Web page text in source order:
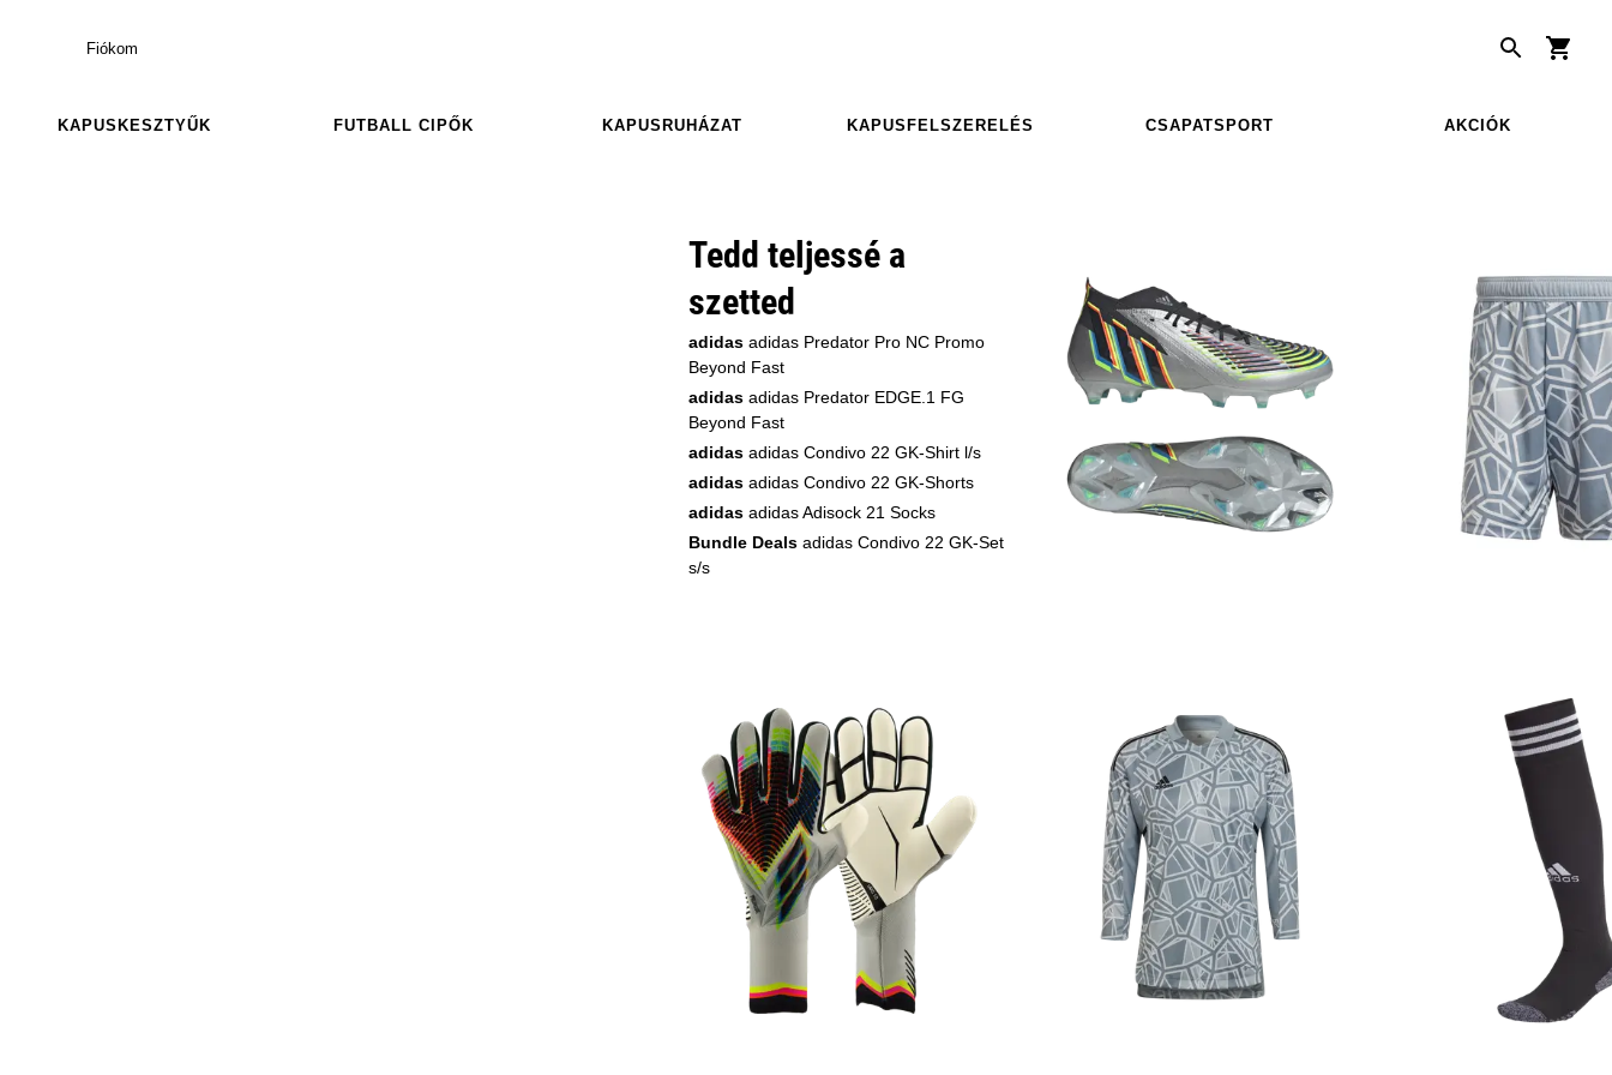
Fiókom
KAPUSKESZTYŰK FUTBALL CIPŐK KAPUSRUHÁZAT KAPUSFELSZERELÉS CSAPATSPORT AKCIÓK
Tedd teljessé a
szetted
adidas adidas Predator Pro NC Promo
Beyond Fast
adidas adidas Predator EDGE.1 FG
Beyond Fast
adidas adidas Condivo 22 GK-Shirt l/s
adidas adidas Condivo 22 GK-Shorts
adidas adidas Adisock 21 Socks
Bundle Deals adidas Condivo 22 GK-Set
s/s